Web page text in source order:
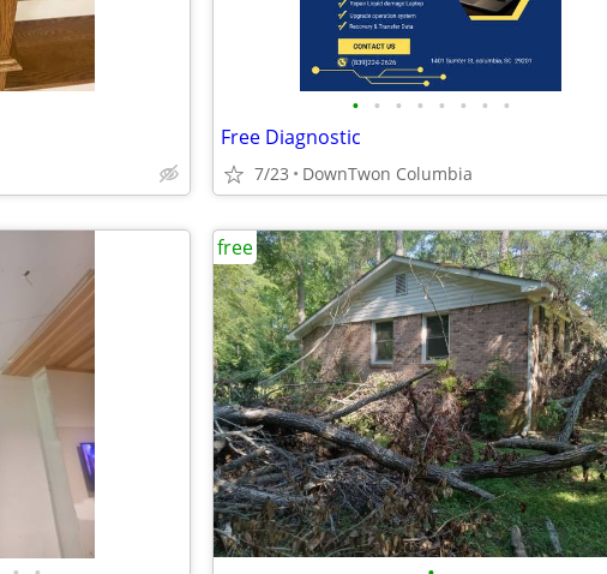
• • • • • • • •
Free Diagnostic
7/23 DownTwon Columbia
free